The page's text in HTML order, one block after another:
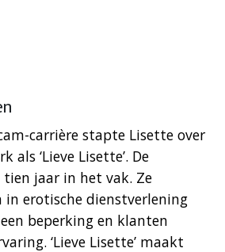
carrière stapte Lisette over
als ‘Lieve Lisette’. De
jaar in het vak. Ze
in erotische dienstverlening
beperking en klanten
‘Lieve Lisette’ maakt